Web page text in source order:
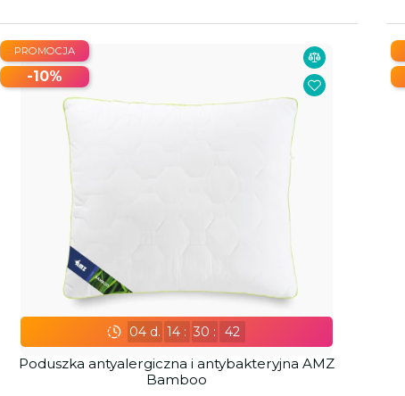
04d. 14 : 30 : 41
Poduszka antyalergiczna i antybakteryjna AMZ
Bamboo
PROMOCJA
-10%